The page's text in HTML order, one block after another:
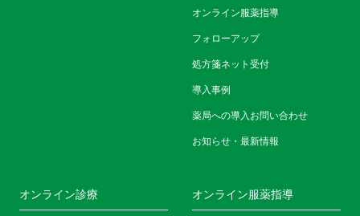
オンライン診療
オンライン服薬指導
フォローアップ
処方箋ネット受付
導入事例
薬局への導入お問い合わせ
お知らせ・最新情報
オンライン服薬指導